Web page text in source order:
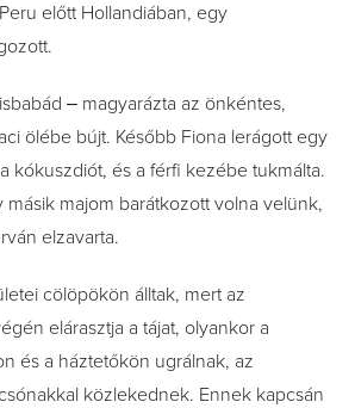
előtt Hollandiában, egy
‒ magyarázta az önkéntes,
ölébe bújt. Később Fiona lerágott egy
kókuszdiót, és a férfi kezébe tukmálta.
majom barátkozott volna velünk,
elzavarta.
cölöpökön álltak, mert az
elárasztja a tájat, olyankor a
és a háztetőkön ugrálnak, az
közlekednek. Ennek kapcsán